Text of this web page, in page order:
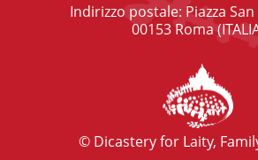
Indirizzo postale: Piazza
00153 Roma
© Dicastery for Laity,